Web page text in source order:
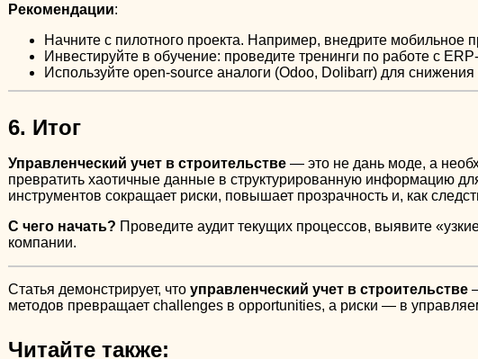
Рекомендации:
Начните с пилотного проекта. Например, внедрите мобильное
Инвестируйте в обучение: проведите тренинги по работе с
Используйте open-source аналоги (Odoo, Dolibarr) для снижения
6. Итог
Управленческий учет в строительстве— это не дань моде, а
превратить хаотичные данные в структурированную информацию
инструментов сокращает риски, повышает прозрачность и, как
С чего начать? Проведите аудит текущих процессов, выявите
компании.
Статья демонстрирует, что управленческий учет в строительстве
методов превращает challenges в opportunities, а риски — в
Читайте также: